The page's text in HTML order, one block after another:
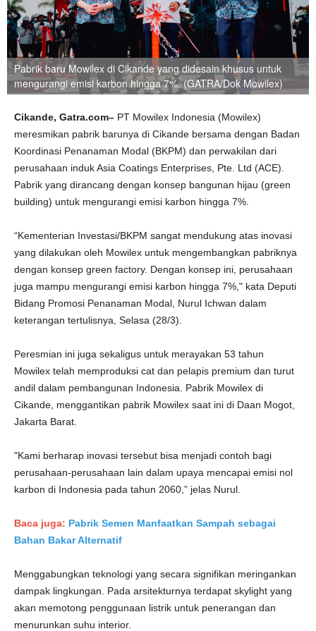
Pabrik baru Mowilex di Cikande yang didesain khusus untuk
mengurangi emisi karbon hingga 7%. (GATRA/Dok Mowilex)
Cikande, Gatra.com– PT Mowilex Indonesia (Mowilex)
meresmikan pabrik barunya di Cikande bersama dengan Badan
Koordinasi Penanaman Modal (BKPM) dan perwakilan dari
perusahaan induk Asia Coatings Enterprises, Pte. Ltd (ACE).
Pabrik yang dirancang dengan konsep bangunan hijau (green
building) untuk mengurangi emisi karbon hingga 7%.
“Kementerian Investasi/BKPM sangat mendukung atas inovasi
yang dilakukan oleh Mowilex untuk mengembangkan pabriknya
dengan konsep green factory. Dengan konsep ini, perusahaan
juga mampu mengurangi emisi karbon hingga 7%," kata Deputi
Bidang Promosi Penanaman Modal, Nurul Ichwan dalam
keterangan tertulisnya, Selasa (28/3).
Peresmian ini juga sekaligus untuk merayakan 53 tahun
Mowilex telah memproduksi cat dan pelapis premium dan turut
andil dalam pembangunan Indonesia. Pabrik Mowilex di
Cikande, menggantikan pabrik Mowilex saat ini di Daan Mogot,
Jakarta Barat.
"Kami berharap inovasi tersebut bisa menjadi contoh bagi
perusahaan-perusahaan lain dalam upaya mencapai emisi nol
karbon di Indonesia pada tahun 2060,” jelas Nurul.
Baca juga: Pabrik Semen Manfaatkan Sampah sebagai
Bahan Bakar Alternatif
Menggabungkan teknologi yang secara signifikan meringankan
dampak lingkungan. Pada arsitekturnya terdapat skylight yang
akan memotong penggunaan listrik untuk penerangan dan
menurunkan suhu interior.